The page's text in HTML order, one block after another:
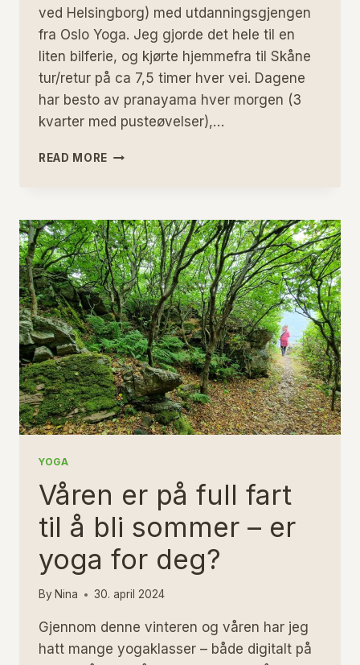
ved Helsingborg) med utdanningsgjengen
fra Oslo Yoga. Jeg gjorde det hele til en
liten bilferie, og kjørte hjemmefra til Skåne
tur/retur på ca 7,5 timer hver vei. Dagene
har besto av pranayama hver morgen (3
kvarter med pusteøvelser),…
READ MORE MINNER
YOGA
Våren er på full fart
til å bli sommer – er
yoga for deg?
By Nina 30. april 2024
Gjennom denne vinteren og våren har jeg
hatt mange yogaklasser – både digitalt på